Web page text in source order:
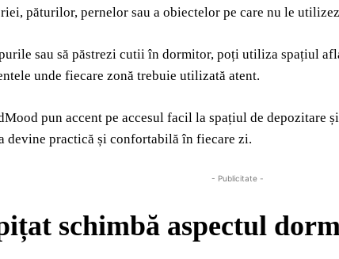
păturilor, pernelor sau a obiectelor pe care nu le
sau să păstrezi cutii în dormitor, poți utiliza spațiul
unde fiecare zonă trebuie utilizată atent.
pun accent pe accesul facil la spațiul de depozitare
devine practică și confortabilă în fiecare zi.
- Publicitate -
schimbă aspectul